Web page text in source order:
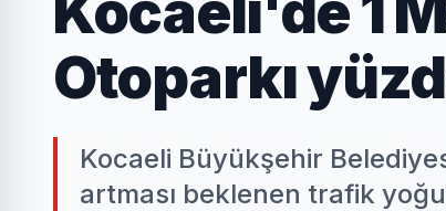
Otoparkı
Kocaeli Büyükşehir
artması beklenen trafik